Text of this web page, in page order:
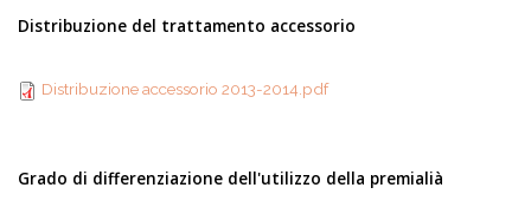
Distribuzione del trattamento accessorio
Distribuzione
2014.pdf
Distribuzione accessorio 2013-2014.pdf
Grado di differenziazione dell'utilizzo della premialià